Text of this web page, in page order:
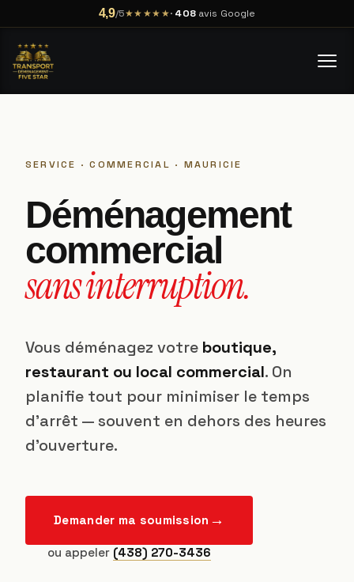
4,9/5★★★★★· 408avis Google
SERVICE · COMMERCIAL · MAURICIE
Déménagement
commercial
sans interruption.
Vous déménagez votre boutique,
restaurant ou local commercial. On
planifie tout pour minimiser le temps
d'arrêt — souvent en dehors des heures
d'ouverture.
Demander ma soumission
ou appeler (438) 270-3436